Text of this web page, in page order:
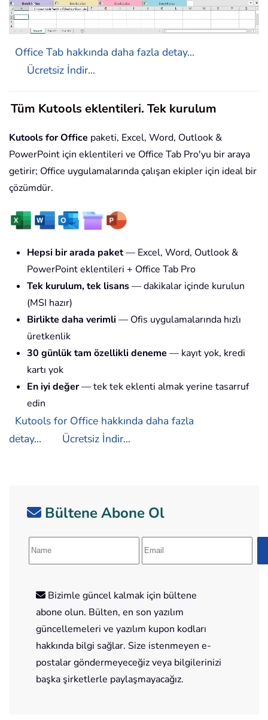
Office Tab hakkında daha fazla detay...
Ücretsiz İndir...
Tüm Kutools eklentileri. Tek kurulum
Kutools for Office paketi, Excel, Word, Outlook &
PowerPoint için eklentileri ve Office Tab Pro'yu bir araya
getirir; Office uygulamalarında çalışan ekipler için ideal bir
çözümdür.
Hepsi bir arada paket— Excel, Word, Outlook &
PowerPoint eklentileri + Office Tab Pro
Tek kurulum, tek lisans— dakikalar içinde kurulun
(MSI hazır)
Birlikte daha verimli — Ofis uygulamalarında hızlı
üretkenlik
30 günlük tam özellikli deneme — kayıt yok, kredi
kartı yok
En iyi değer— tek tek eklenti almak yerine tasarruf
edin
Kutools for Office hakkında daha fazla
detay...
Ücretsiz İndir...
Bültene Abone Ol
Bizimle güncel kalmak için bültene
abone olun. Bülten, en son yazılım
güncellemeleri ve yazılım kupon kodları
hakkında bilgi sağlar. Size istenmeyen e-
postalar göndermeyeceğiz veya bilgilerinizi
başka şirketlerle paylaşmayacağız.